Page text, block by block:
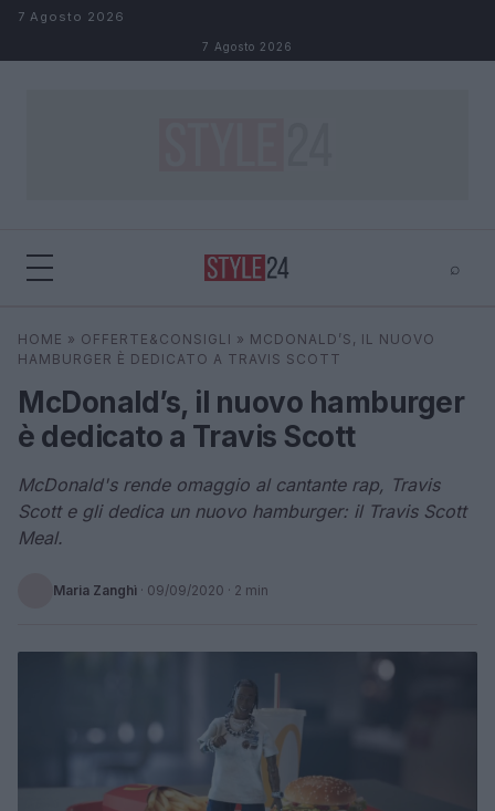
Salta al contenuto
7 Agosto 2026
7 Agosto 2026
⌕
Cerca ⌕
HOME » OFFERTE&CONSIGLI » MCDONALD’S, IL NUOVO
HAMBURGER È DEDICATO A TRAVIS SCOTT
McDonald’s, il nuovo hamburger
è dedicato a Travis Scott
McDonald's rende omaggio al cantante rap, Travis
Scott e gli dedica un nuovo hamburger: il Travis Scott
Meal.
Maria Zanghì · 09/09/2020 · 2 min